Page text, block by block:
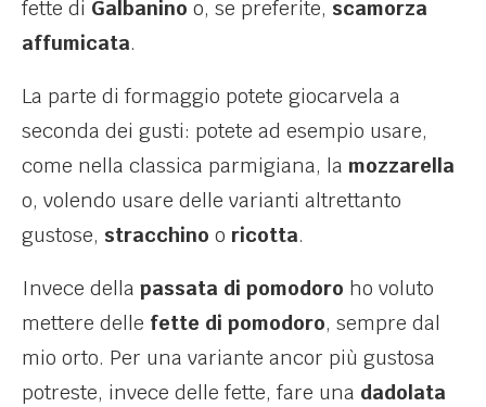
fette di Galbanino o, se preferite, scamorza
affumicata.
La parte di formaggio potete giocarvela a
seconda dei gusti: potete ad esempio usare,
come nella classica parmigiana, la mozzarella
o, volendo usare delle varianti altrettanto
gustose, stracchino o ricotta.
Invece della passata di pomodoro ho voluto
mettere delle fette di pomodoro, sempre dal
mio orto. Per una variante ancor più gustosa
potreste, invece delle fette, fare una dadolata